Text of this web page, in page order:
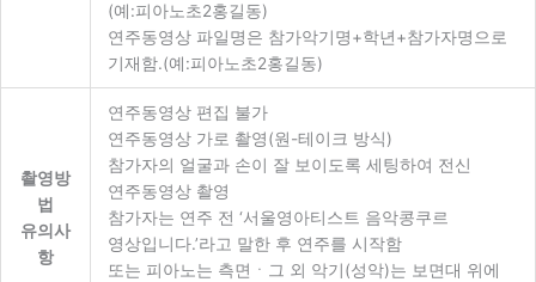
(예:피아노초2홍길동)
연주동영상 파일명은 참가악기명+학년+참가자명으로
기재함.(예:피아노초2홍길동)
촬영방
법
유의사
항
연주동영상 편집 불가
연주동영상 가로 촬영(원-테이크 방식)
참가자의 얼굴과 손이 잘 보이도록 세팅하여 전신
연주동영상 촬영
참가자는 연주 전 ‘서울영아티스트 음악콩쿠르
영상입니다.’라고 말한 후 연주를 시작함
또는 피아노는 측면ㆍ그 외 악기(성악)는 보면대 위에